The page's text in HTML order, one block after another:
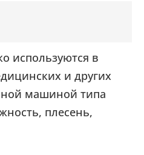
используются в
и других
машиной типа
плесень,